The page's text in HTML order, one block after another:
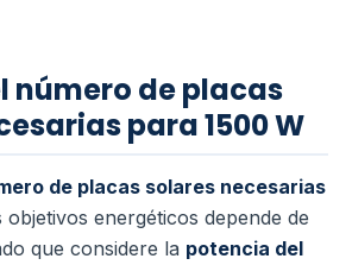
número de placas
para 1500 W
de placas solares necesarias
energéticos depende de
que considere la potencia del